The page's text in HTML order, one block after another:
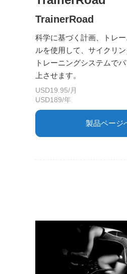
TrainerRoad
科学に基づく計画、トレ
ルを使用して、サイクリ
トレーニングシステムで
上させます。
USD19.95/月
USD189/年
製品ページ